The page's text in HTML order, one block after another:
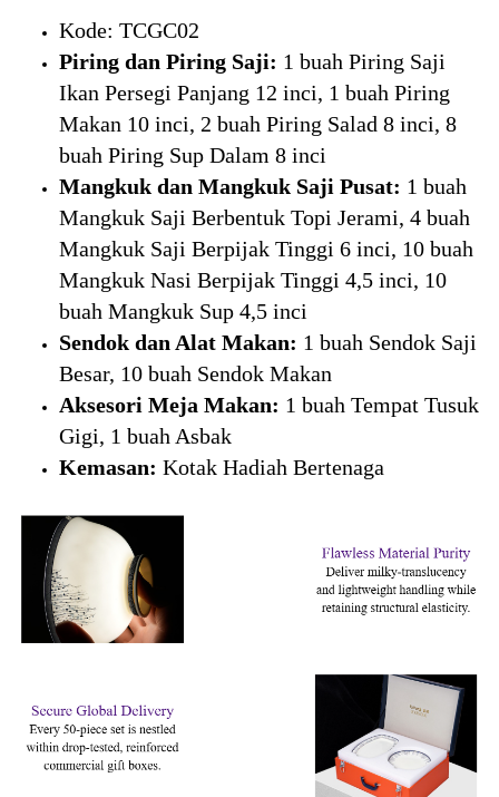
Kode: TCGC02
Piring dan Piring Saji: 1 buah Piring Saji
Ikan Persegi Panjang 12 inci, 1 buah Piring
Makan 10 inci, 2 buah Piring Salad 8 inci, 8
buah Piring Sup Dalam 8 inci
Mangkuk dan Mangkuk Saji Pusat: 1 buah
Mangkuk Saji Berbentuk Topi Jerami, 4 buah
Mangkuk Saji Berpijak Tinggi 6 inci, 10 buah
Mangkuk Nasi Berpijak Tinggi 4,5 inci, 10
buah Mangkuk Sup 4,5 inci
Sendok dan Alat Makan: 1 buah Sendok Saji
Besar, 10 buah Sendok Makan
Aksesori Meja Makan: 1 buah Tempat Tusuk
Gigi, 1 buah Asbak
Kemasan: Kotak Hadiah Bertenaga